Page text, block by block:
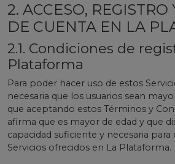
2. ACCESO, REGISTRO
DE CUENTA EN LA
2.1. Condiciones de
Plataforma
Para poder hacer uso de estos
necesaria que los usuarios sean
que aceptando estos Términos y
afirma que es mayor de edad y que
capacidad suficiente y necesaria
Servicios ofrecidos en La Plataforma.